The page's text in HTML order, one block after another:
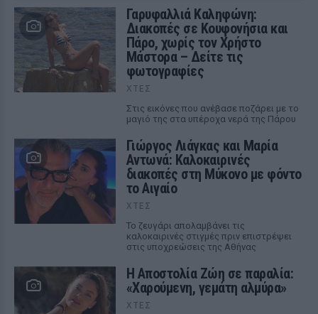
Γαρυφαλλιά Καληφώνη:
Διακοπές σε Κουφονήσια και
Πάρο, χωρίς τον Χρήστο
Μάστορα – Δείτε τις
φωτογραφίες
ΧΤΕΣ
Στις εικόνες που ανέβασε ποζάρει με το
μαγιό της στα υπέροχα νερά της Πάρου
Γιώργος Λιάγκας και Μαρία
Αντωνά: Καλοκαιρινές
διακοπές στη Μύκονο με φόντο
το Αιγαίο
ΧΤΕΣ
Το ζευγάρι απολαμβάνει τις
καλοκαιρινές στιγμές πριν επιστρέψει
στις υποχρεώσεις της Αθήνας
Η Αποστολία Ζώη σε παραλία:
«Χαρούμενη, γεμάτη αλμύρα»
ΧΤΕΣ